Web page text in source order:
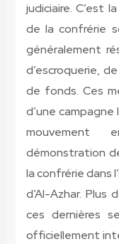
judiciaire. C’est
de la confrérie
généralement
d’escroquerie,
de fonds. Ces
d’une
mouvement
démonstration
la confrérie dans
d’Al-Azhar.
ces dernières
officiellement